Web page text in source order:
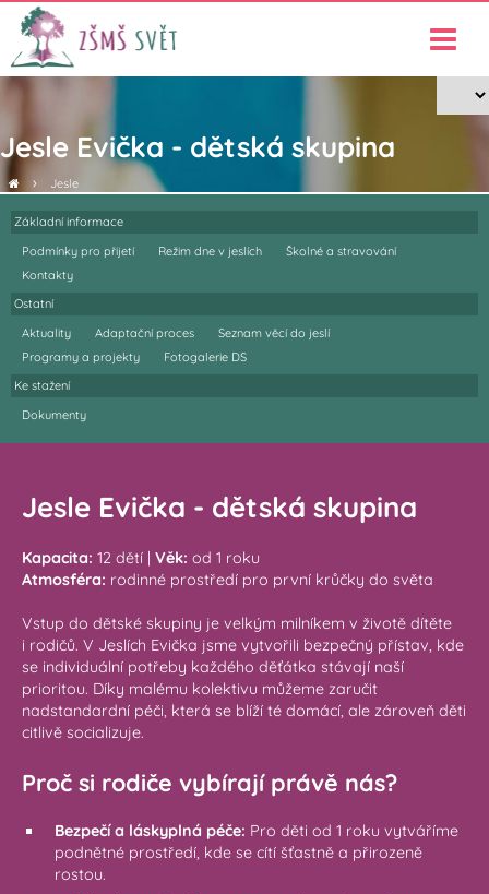
Jesle Evička - dětská skupina
› Jesle
Základní informace
Podmínky pro přijetí
Režim dne v jeslích
Školné a stravování
Kontakty
Ostatní
Aktuality
Adaptační proces
Seznam věcí do jeslí
Programy a projekty
Fotogalerie DS
Ke stažení
Dokumenty
Jesle Evička - dětská skupina
Kapacita: 12 dětí | Věk: od 1 roku
Atmosféra: rodinné prostředí pro první krůčky do světa
Vstup do dětské skupiny je velkým milníkem v životě dítěte
i rodičů. V Jeslích Evička jsme vytvořili bezpečný přístav, kde
se individuální potřeby každého děťátka stávají naší
prioritou. Díky malému kolektivu můžeme zaručit
nadstandardní péči, která se blíží té domácí, ale zároveň děti
citlivě socializuje.
Proč si rodiče vybírají právě nás?
Bezpečí a láskyplná péče: Pro děti od 1 roku vytváříme
podnětné prostředí, kde se cítí šťastně a přirozeně
rostou.